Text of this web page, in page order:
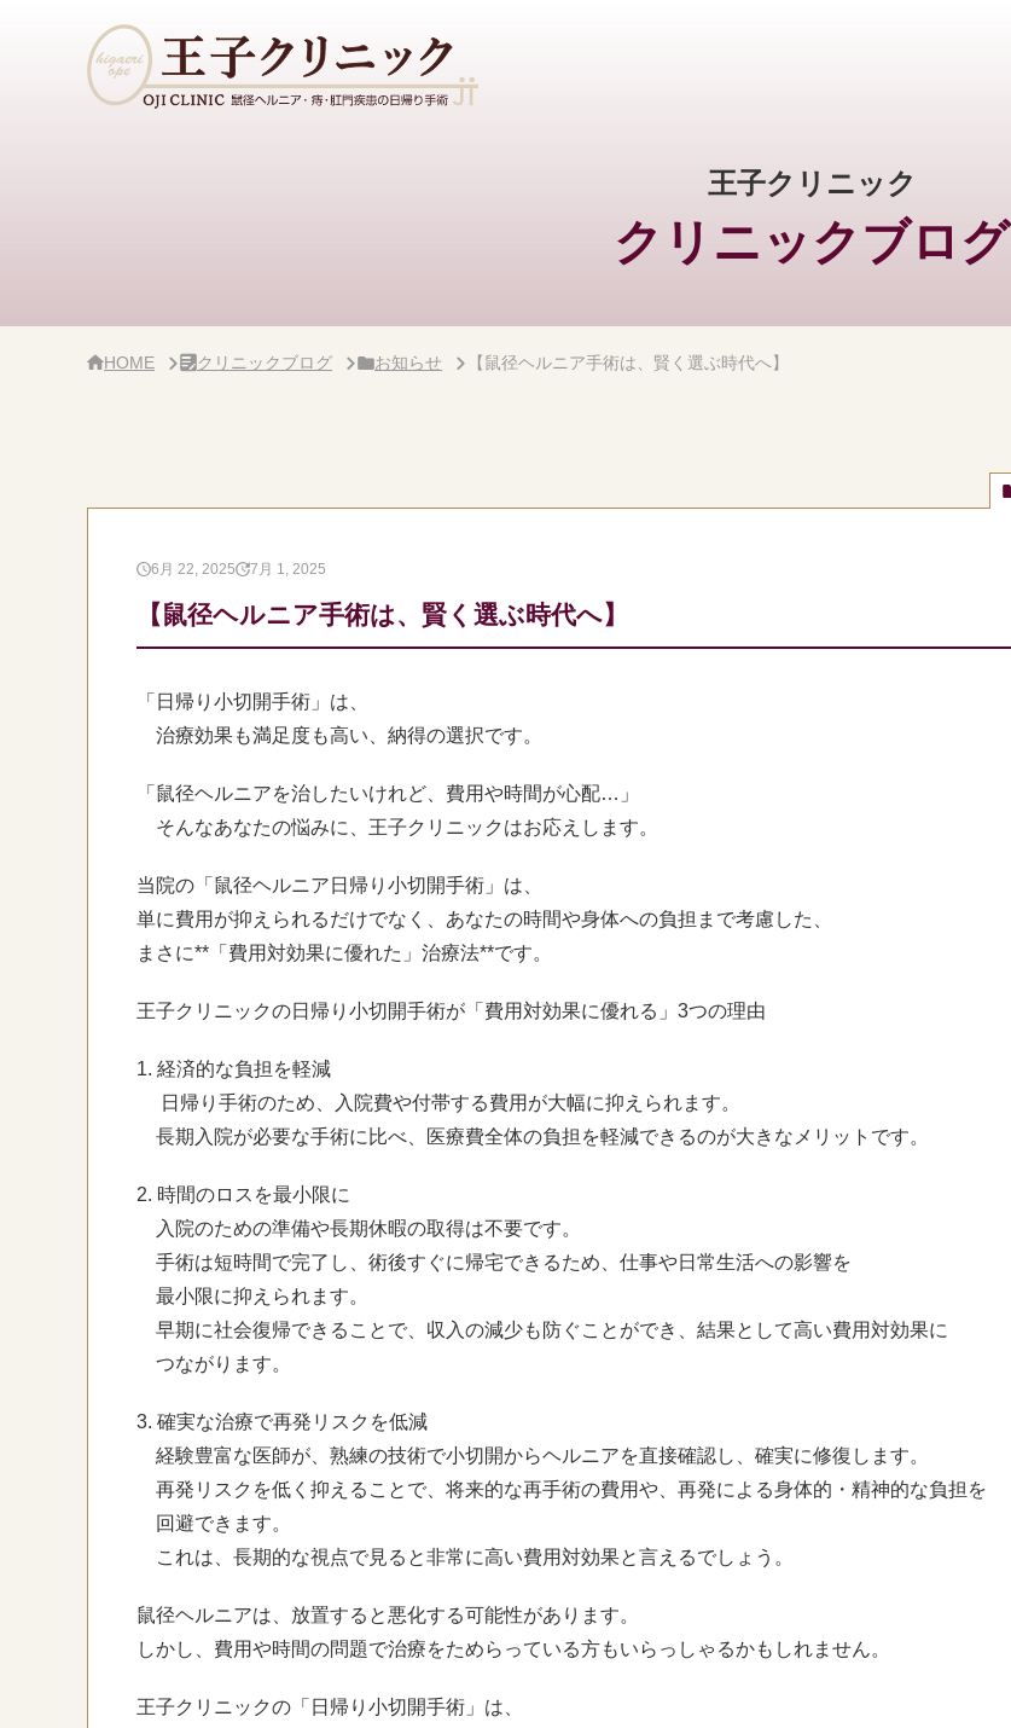
王子クリニック
クリニックブログ
HOME クリニックブログ お知らせ 【鼠径ヘルニア手術は、賢く選ぶ時代へ】
6月 22, 2025 7月 1, 2025
【鼠径ヘルニア手術は、賢く選ぶ時代へ】
「日帰り小切開手術」は、
治療効果も満足度も高い、納得の選択です。
「鼠径ヘルニアを治したいけれど、費用や時間が心配…」
そんなあなたの悩みに、王子クリニックはお応えします。
当院の「鼠径ヘルニア日帰り小切開手術」は、
単に費用が抑えられるだけでなく、あなたの時間や身体への負担まで考慮した、
まさに**「費用対効果に優れた」治療法**です。
王子クリニックの日帰り小切開手術が「費用対効果に優れる」3つの理由
1. 経済的な負担を軽減
日帰り手術のため、入院費や付帯する費用が大幅に抑えられます。
長期入院が必要な手術に比べ、医療費全体の負担を軽減できるのが大きなメリットです。
2. 時間のロスを最小限に
入院のための準備や長期休暇の取得は不要です。
手術は短時間で完了し、術後すぐに帰宅できるため、仕事や日常生活への影響を
最小限に抑えられます。
早期に社会復帰できることで、収入の減少も防ぐことができ、結果として高い費用対効果に
つながります。
3. 確実な治療で再発リスクを低減
経験豊富な医師が、熟練の技術で小切開からヘルニアを直接確認し、確実に修復します。
再発リスクを低く抑えることで、将来的な再手術の費用や、再発による身体的・精神的な負担を
回避できます。
これは、長期的な視点で見ると非常に高い費用対効果と言えるでしょう。
鼠径ヘルニアは、放置すると悪化する可能性があります。
しかし、費用や時間の問題で治療をためらっている方もいらっしゃるかもしれません。
王子クリニックの「日帰り小切開手術」は、